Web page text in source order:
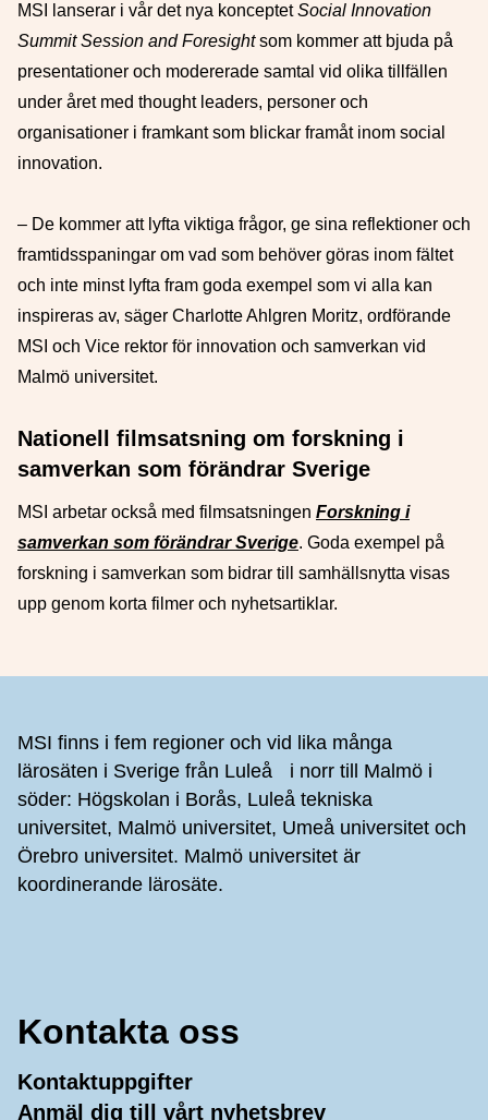
MSI lanserar i vår det nya konceptetSocial Innovation
Summit Session and Foresightsom kommer att bjuda på
presentationer och modererade samtal vid olika tillfällen
under året med thought leaders, personer och
organisationer i framkant som blickar framåt inom social
innovation.
– De kommer att lyfta viktiga frågor, ge sina reflektioner och
framtidsspaningar om vad som behöver göras inom fältet
och inte minst lyfta fram goda exempel som vi alla kan
inspireras av, säger Charlotte Ahlgren Moritz, ordförande
MSI och Vice rektor för innovation och samverkan vid
Malmö universitet.
Nationell filmsatsning om forskning i
samverkan som förändrar Sverige
MSI arbetar också med filmsatsningen Forskning i
samverkan som förändrar Sverige. Goda exempel på
forskning i samverkan som bidrar till samhällsnytta visas
upp genom korta filmer och nyhetsartiklar.
MSI finns i fem regioner och vid lika många
lärosäten i Sverige från Luleå i norr till Malmö i
söder: Högskolan i Borås, Luleå tekniska
universitet, Malmö universitet, Umeå universitet och
Örebro universitet. Malmö universitet är
koordinerande lärosäte.
Kontakta oss
Kontaktuppgifter
Anmäl dig till vårt nyhetsbrev